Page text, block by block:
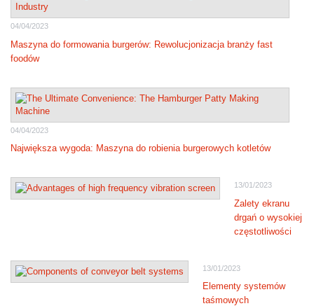
04/04/2023
Maszyna do formowania burgerów: Rewolucjonizacja branży fast
foodów
04/04/2023
Największa wygoda: Maszyna do robienia burgerowych kotletów
13/01/2023
Zalety ekranu
drgań o wysokiej
częstotliwości
13/01/2023
Elementy systemów
taśmowych